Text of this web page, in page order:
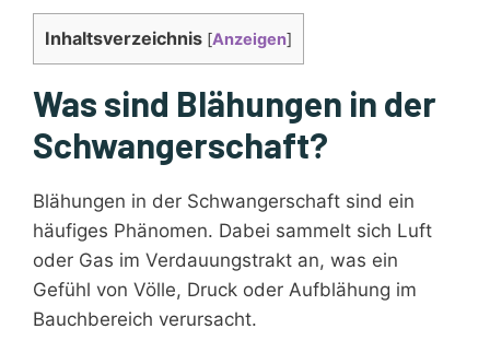
Inhaltsverzeichnis [Anzeigen]
Was sind Blähungen in der
Schwangerschaft?
Blähungen in der Schwangerschaft sind ein
häufiges Phänomen. Dabei sammelt sich Luft
oder Gas im Verdauungstrakt an, was ein
Gefühl von Völle, Druck oder Aufblähung im
Bauchbereich verursacht.